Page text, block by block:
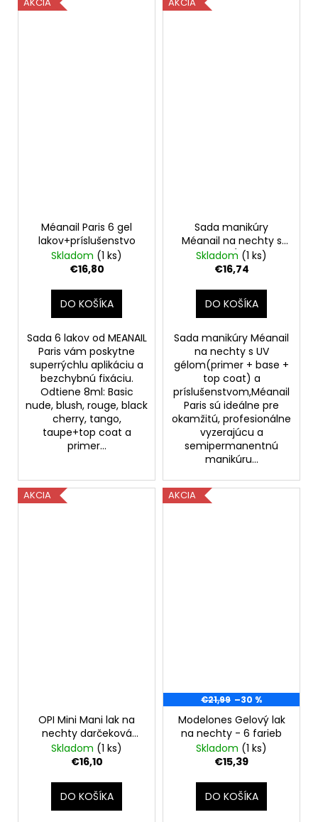
AKCIA
Méanail Paris 6 gel
lakov+príslušenstvo
Skladom (1 ks)
€16,80
DO KOŠÍKA
Sada 6 lakov od MEANAIL
Paris vám poskytne
superrýchlu aplikáciu a
bezchybnú fixáciu.
Odtiene 8ml: Basic
nude, blush, rouge, black
cherry, tango,
taupe+top coat a
primer...
AKCIA
Sada manikúry
Méanail na nechty s
UV gélom(primer +
base + top coat)
Skladom (1 ks)
€16,74
DO KOŠÍKA
Sada manikúry Méanail
na nechty s UV
gélom(primer + base +
top coat) a
príslušenstvom,Méanail
Paris sú ideálne pre
okamžitú, profesionálne
vyzerajúcu a
semipermanentnú
manikúru...
AKCIA
OPI Mini Mani lak na
nechty darčeková
sada
Skladom (1 ks)
€16,10
DO KOŠÍKA
AKCIA
€21,99 –30 %
Modelones Gelový lak
na nechty - 6 farieb
Skladom (1 ks)
€15,39
DO KOŠÍKA